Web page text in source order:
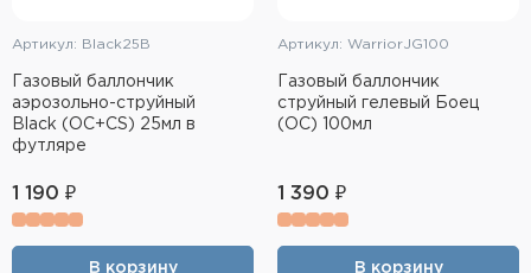
Артикул: Black25B
Газовый баллончик
аэрозольно-струйный
Black (OC+CS) 25мл в
футляре
1 190 ₽
В корзину
Артикул: WarriorJG100
Газовый баллончик
струйный гелевый Боец
(OC) 100мл
1 390 ₽
В корзину